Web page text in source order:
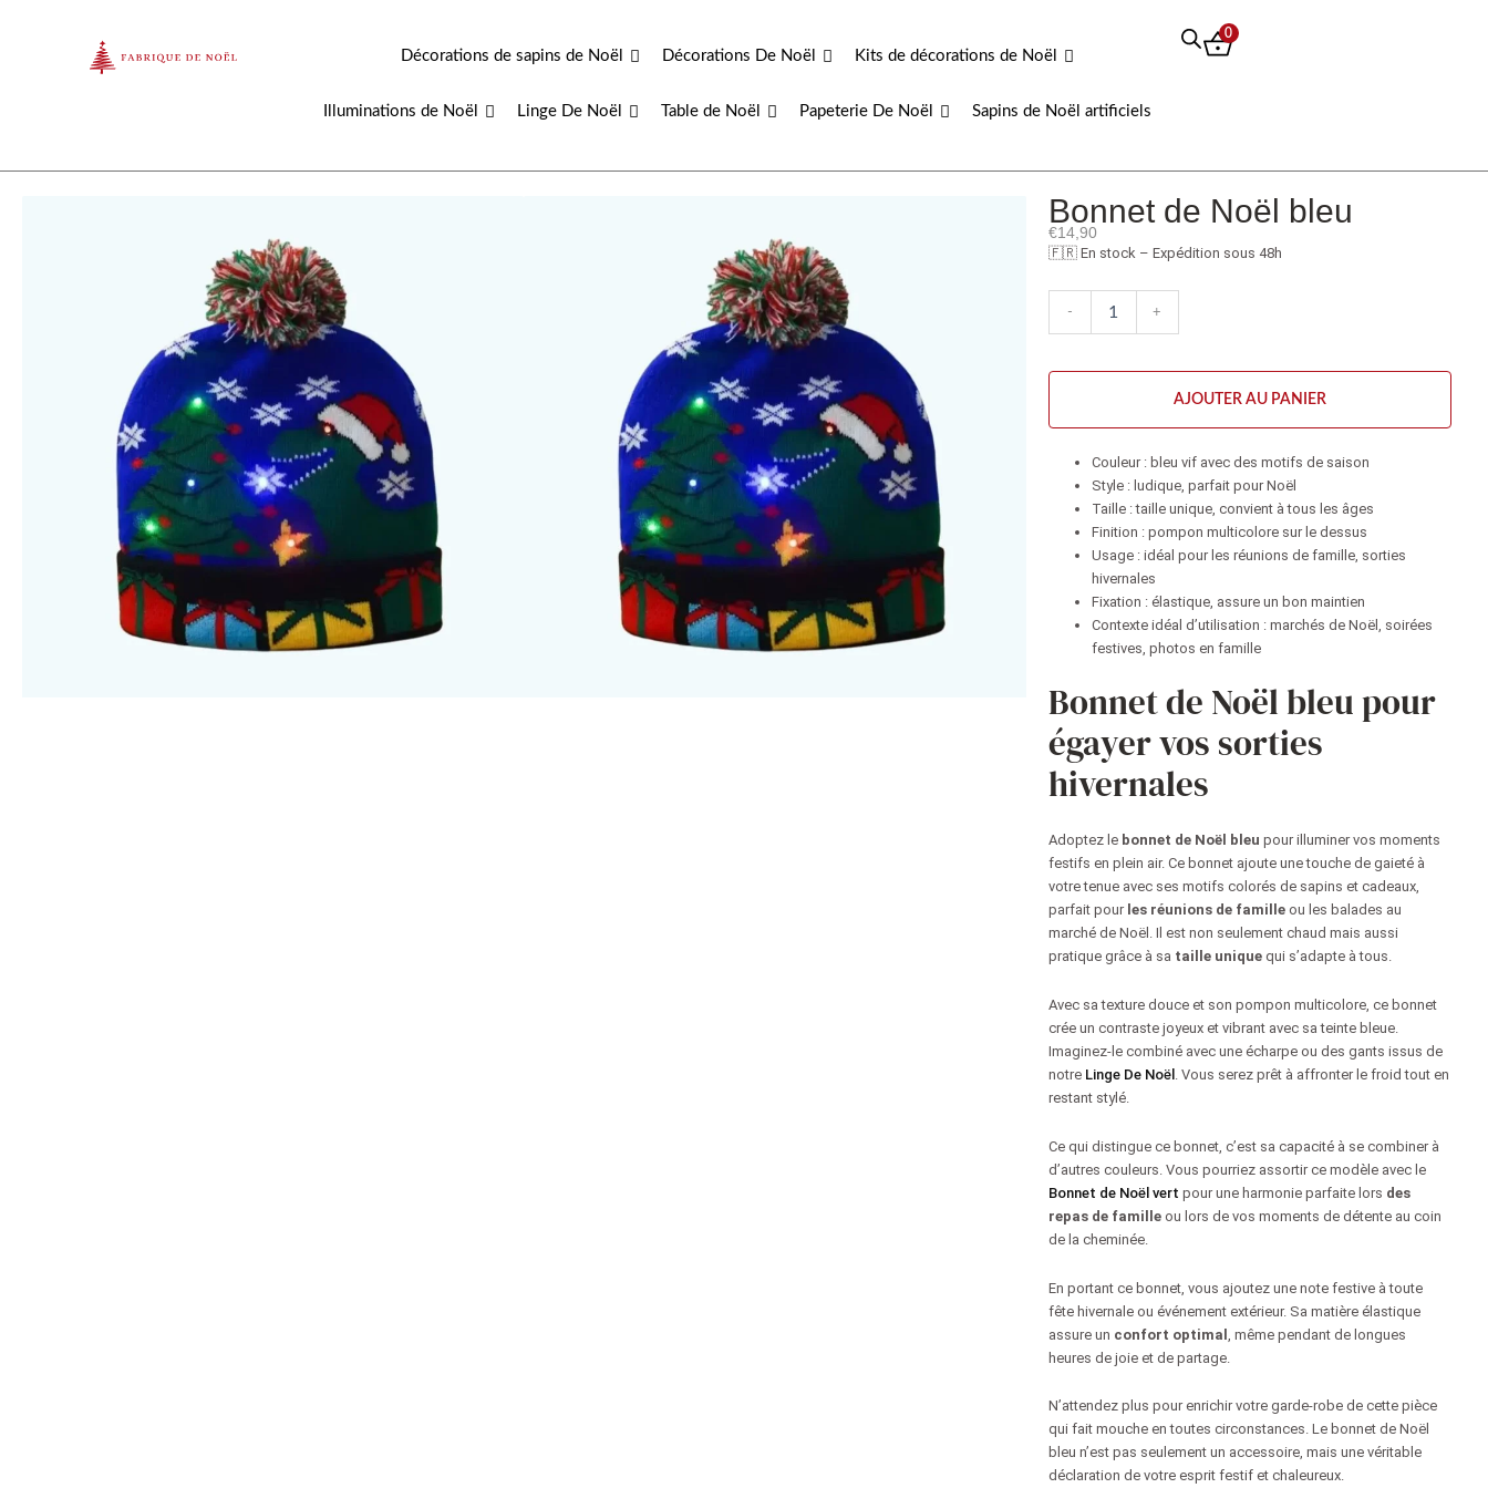
Décorations de sapins de Noël Décorations De Noël Kits de décorations de Noël
Illuminations de Noël Linge De Noël Table de Noël Papeterie De Noël Sapins de Noël artificiels
0
Bonnet de Noël bleu
€14,90
🇫🇷 En stock – Expédition sous 48h
- +
AJOUTER AU PANIER
Couleur : bleu vif avec des motifs de saison
Style : ludique, parfait pour Noël
Taille : taille unique, convient à tous les âges
Finition : pompon multicolore sur le dessus
Usage : idéal pour les réunions de famille, sorties
hivernales
Fixation : élastique, assure un bon maintien
Contexte idéal d’utilisation : marchés de Noël, soirées
festives, photos en famille
Bonnet de Noël bleu pour
égayer vos sorties
hivernales
Adoptez le bonnet de Noël bleu pour illuminer vos moments
festifs en plein air. Ce bonnet ajoute une touche de gaieté à
votre tenue avec ses motifs colorés de sapins et cadeaux,
parfait pour les réunions de familleou les balades au
marché de Noël. Il est non seulement chaud mais aussi
pratique grâce à sa taille uniquequi s’adapte à tous.
Avec sa texture douce et son pompon multicolore, ce bonnet
crée un contraste joyeux et vibrant avec sa teinte bleue.
Imaginez-le combiné avec une écharpe ou des gants issus de
notre Linge De Noël . Vous serez prêt à affronter le froid tout en
restant stylé.
Ce qui distingue ce bonnet, c’est sa capacité à se combiner à
d’autres couleurs. Vous pourriez assortir ce modèle avec le
Bonnet de Noël vert pour une harmonie parfaite lors des
repas de familleou lors de vos moments de détente au coin
de la cheminée.
En portant ce bonnet, vous ajoutez une note festive à toute
fête hivernale ou événement extérieur. Sa matière élastique
assure un confort optimal , même pendant de longues
heures de joie et de partage.
N’attendez plus pour enrichir votre garde-robe de cette pièce
qui fait mouche en toutes circonstances. Le bonnet de Noël
bleu n’est pas seulement un accessoire, mais une véritable
déclaration de votre esprit festif et chaleureux.